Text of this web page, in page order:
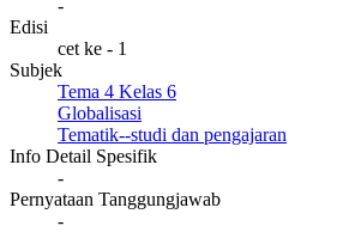
-
Edisi
cet ke - 1
Subjek
Tema 4 Kelas 6
Globalisasi
Tematik--studi dan pengajaran
Info Detail Spesifik
-
Pernyataan Tanggungjawab
-